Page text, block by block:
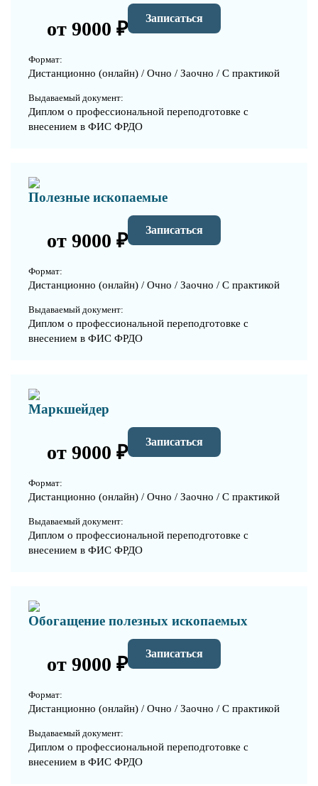
от 9000 ₽ Записаться
Формат:
Дистанционно (онлайн) / Очно / Заочно / С практикой
Выдаваемый документ:
Диплом о профессиональной переподготовке с
внесением в ФИС ФРДО
Полезные ископаемые
от 9000 ₽ Записаться
Формат:
Дистанционно (онлайн) / Очно / Заочно / С практикой
Выдаваемый документ:
Диплом о профессиональной переподготовке с
внесением в ФИС ФРДО
Маркшейдер
от 9000 ₽ Записаться
Формат:
Дистанционно (онлайн) / Очно / Заочно / С практикой
Выдаваемый документ:
Диплом о профессиональной переподготовке с
внесением в ФИС ФРДО
Обогащение полезных ископаемых
от 9000 ₽ Записаться
Формат:
Дистанционно (онлайн) / Очно / Заочно / С практикой
Выдаваемый документ:
Диплом о профессиональной переподготовке с
внесением в ФИС ФРДО